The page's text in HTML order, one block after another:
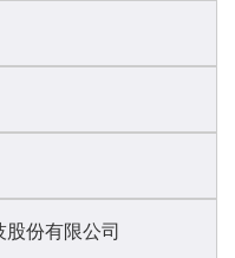
份有限公司